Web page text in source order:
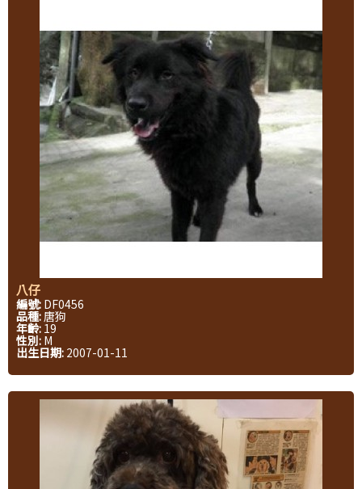
八仔
編號: DF0456
品種:唐狗
年齡: 19
性別: M
出生日期: 2007-01-11